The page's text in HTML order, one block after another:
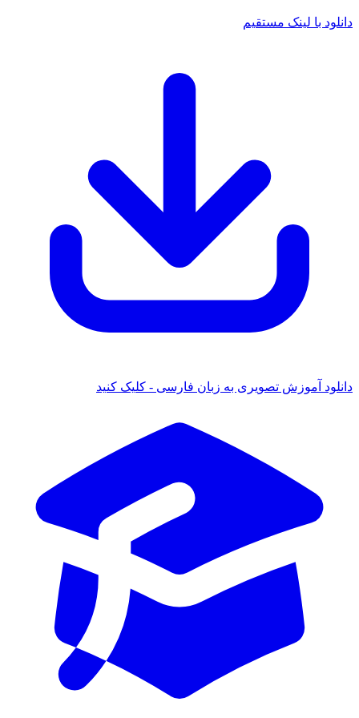
با لینک مستقیم
آموزش تصویری به زبان فارسی - کلیک کنید